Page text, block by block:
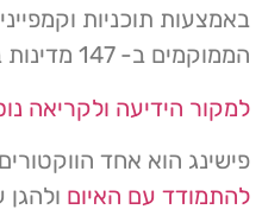
הממוקמים ב- 147 מדינות ברחבי העולם.
למקור הידיעה ולקריאה
פישינג הוא אחד
להתמודד עם האיום